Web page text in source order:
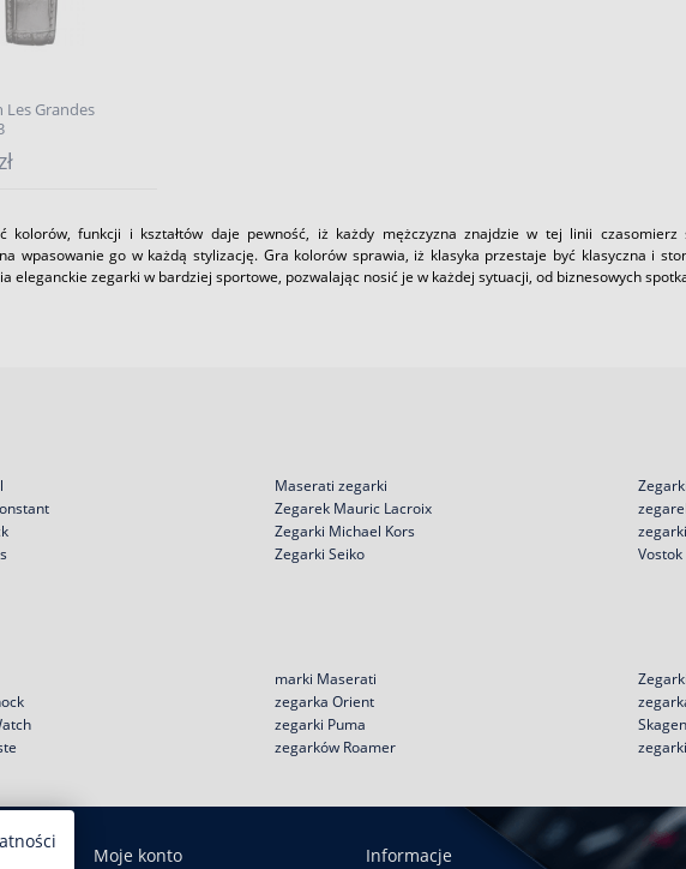
Grandes
kolorów, funkcji i kształtów daje pewność, iż każdy mężczyzna znajdzie w tej linii
wpasowanie go w każdą stylizację. Gra kolorów sprawia, iż klasyka przestaje być klasyczna i
eleganckie zegarki w bardziej sportowe, pozwalając nosić je w każdej sytuacji, od biznesowych
Maserati zegarki
Zegarek Mauric Lacroix
Zegarki Michael Kors
Zegarki Seiko
Vostok
marki Maserati
zegarka Orient
zegarki Puma
zegarków Roamer
Skagen
Moje konto Informacje